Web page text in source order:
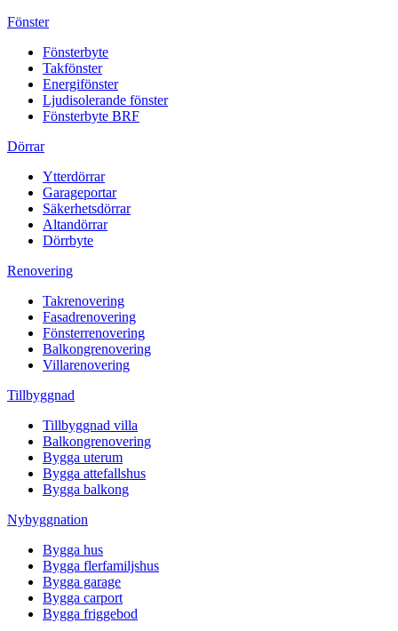
Fönster
Fönsterbyte
Takfönster
Energifönster
Ljudisolerande fönster
Fönsterbyte BRF
Dörrar
Ytterdörrar
Garageportar
Säkerhetsdörrar
Altandörrar
Dörrbyte
Renovering
Takrenovering
Fasadrenovering
Fönsterrenovering
Balkongrenovering
Villarenovering
Tillbyggnad
Tillbyggnad villa
Balkongrenovering
Bygga uterum
Bygga attefallshus
Bygga balkong
Nybyggnation
Bygga hus
Bygga flerfamiljshus
Bygga garage
Bygga carport
Bygga friggebod